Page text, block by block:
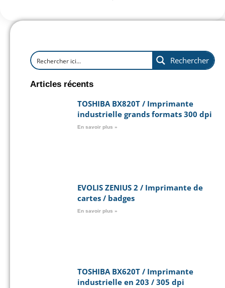
Rechercher
Articles récents
TOSHIBA BX820T / Imprimante
industrielle grands formats 300 dpi
En savoir plus »
EVOLIS ZENIUS 2 / Imprimante de
cartes / badges
En savoir plus »
TOSHIBA BX620T / Imprimante
industrielle en 203 / 305 dpi